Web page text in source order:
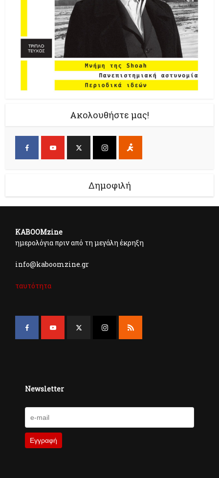
Ακολουθήστε μας!
Δημοφιλή
KABOOMzine
ημερολόγια πριν από τη μεγάλη έκρηξη
info@kaboomzine.gr
ταυτότητα
Newsletter